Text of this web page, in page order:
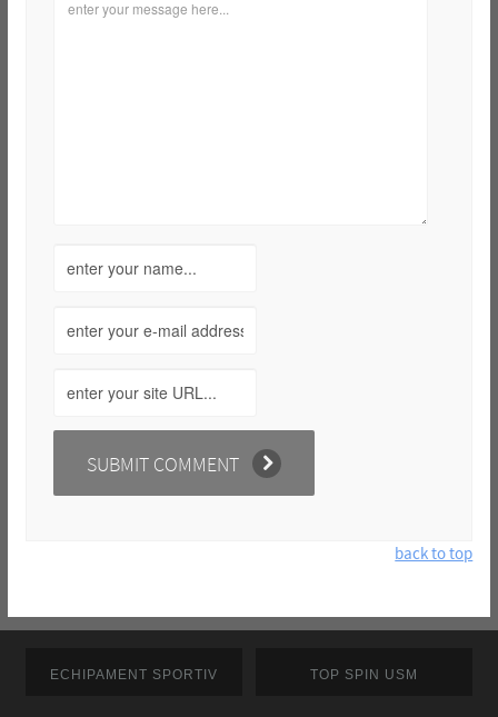
back to top
ECHIPAMENT SPORTIV TOP SPIN USM